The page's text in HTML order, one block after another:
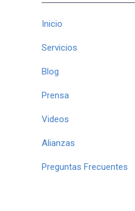
Inicio
Servicios
Blog
Prensa
Videos
Alianzas
Preguntas Frecuentes